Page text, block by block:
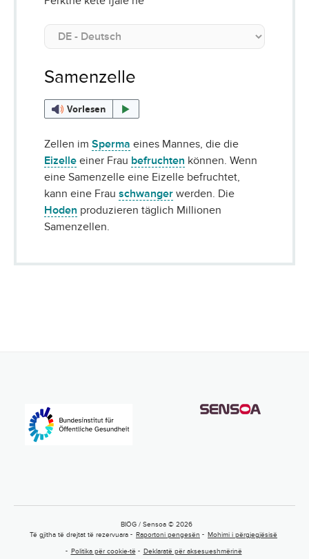
Samenzelle
Vorlesen
Zellen im Sperma eines Mannes, die die
Eizelle einer Frau befruchten können. Wenn
eine Samenzelle eine Eizelle befruchtet,
kann eine Frau schwanger werden. Die
Hoden produzieren täglich Millionen
Samenzellen.
BIÖG / Sensoa © 2026
Të gjitha të drejtat të rezervuara
Raportoni pengesën Mohimi i përgjegjësisë
Politika për cookie-të Deklaratë për aksesueshmërinë